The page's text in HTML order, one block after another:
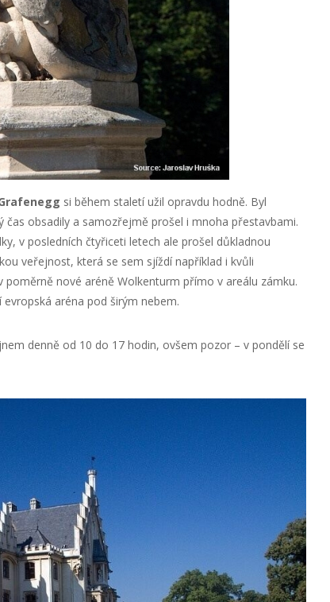
si během staletí užil opravdu hodně. Byl
čas obsadily a samozřejmě prošel i mnoha přestavbami.
v posledních čtyřiceti letech ale prošel důkladnou
veřejnost, která se sem sjíždí například i kvůli
nové aréně Wolkenturm přímo v areálu zámku.
aréna pod širým nebem.
denně od 10 do 17 hodin, ovšem pozor – v pondělí se